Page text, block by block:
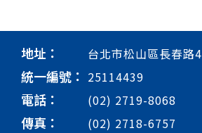
地址： 台北市松山區長春路
統一編號： 25114439
電話： (02) 2719-8068
傳真： (02) 2718-6757